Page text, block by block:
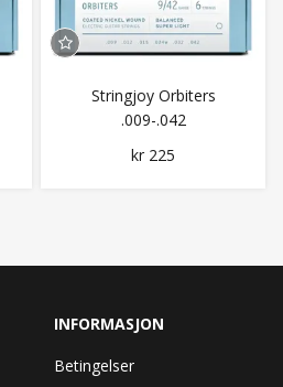
Stringjoy Orbiters
.009-.042
kr 225
INFORMASJON
Betingelser